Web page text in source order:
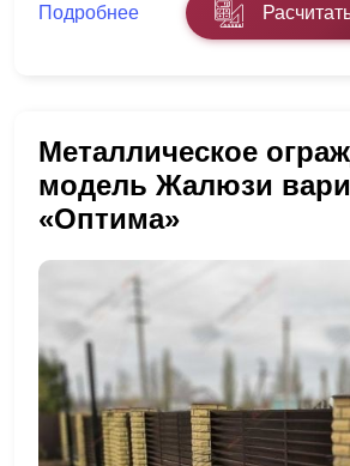
Подробнее
Металлическое
модель Жалюзи
«Оптима»